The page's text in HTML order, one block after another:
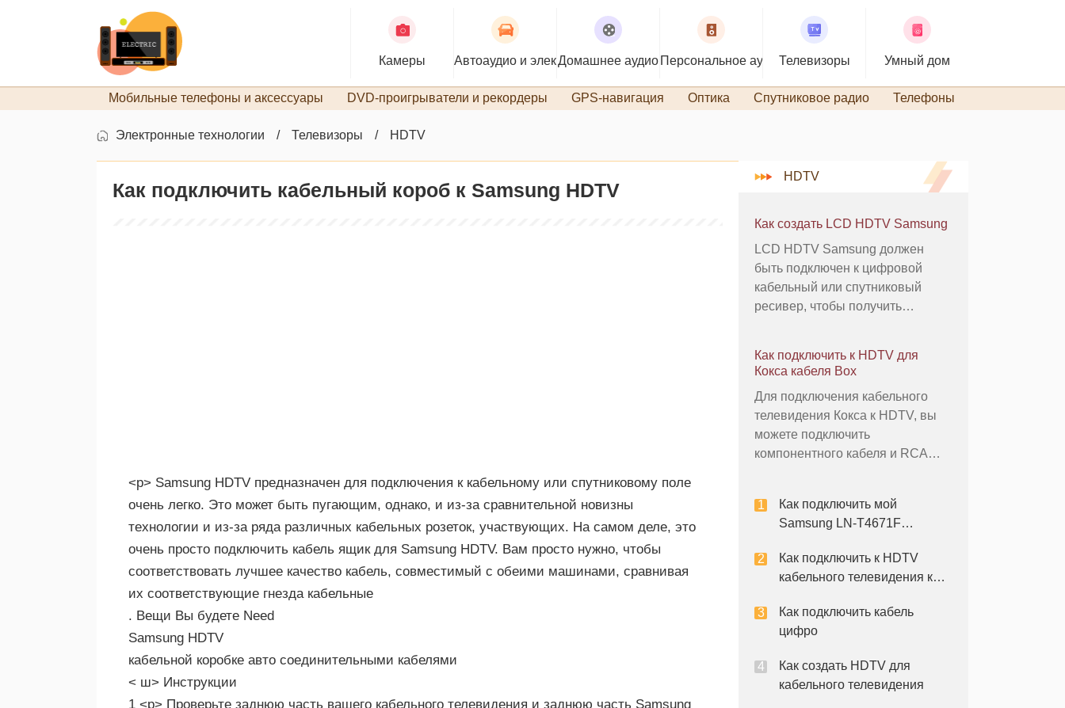
Камеры Автоаудио и электроникаДомашнее аудио Персональное аудиоТелевизоры Умный дом
Мобильные телефоны и аксессуары DVD-проигрыватели и рекордеры GPS-навигация Оптика Спутниковое радио Телефоны
Электронные технологии Телевизоры HDTV
Как подключить кабельный короб к Samsung HDTV
<р> Samsung HDTV предназначен для подключения к кабельному или спутниковому поле
очень легко. Это может быть пугающим, однако, и из-за сравнительной новизны
технологии и из-за ряда различных кабельных розеток, участвующих. На самом деле, это
очень просто подключить кабель ящик для Samsung HDTV. Вам просто нужно, чтобы
соответствовать лучшее качество кабель, совместимый с обеими машинами, сравнивая
их соответствующие гнезда кабельные
. Вещи Вы будете Need
Samsung HDTV
кабельной коробке авто соединительными кабелями
< ш> Инструкции
1 <р> Проверьте заднюю часть вашего кабельного телевидения и заднюю часть Samsung
HDTV
Как создать LCD HDTV Samsung
LCD HDTV Samsung должен
быть подключен к цифровой
кабельный или спутниковый
ресивер, чтобы получить
может быть готов следить за
телевизора к цифровому поле с
помощью кабеля HDMI
обеспечит еще более высокое
качество и
Как подключить к HDTV для
Кокса кабеля Box
Для подключения кабельного
телевидения Кокса к HDTV, вы
можете подключить
компонентного кабеля и RCA
HDMI кабель передает как аудио
и видео сигнал по одному
качество изображения, чем с
компонентного видео. Процес
Как подключить мой
Samsung LN-T4671F
Как подключить к HDTV
кабельного телевидения к
Как подключить кабель
цифро
Как создать HDTV для
кабельного телевидения